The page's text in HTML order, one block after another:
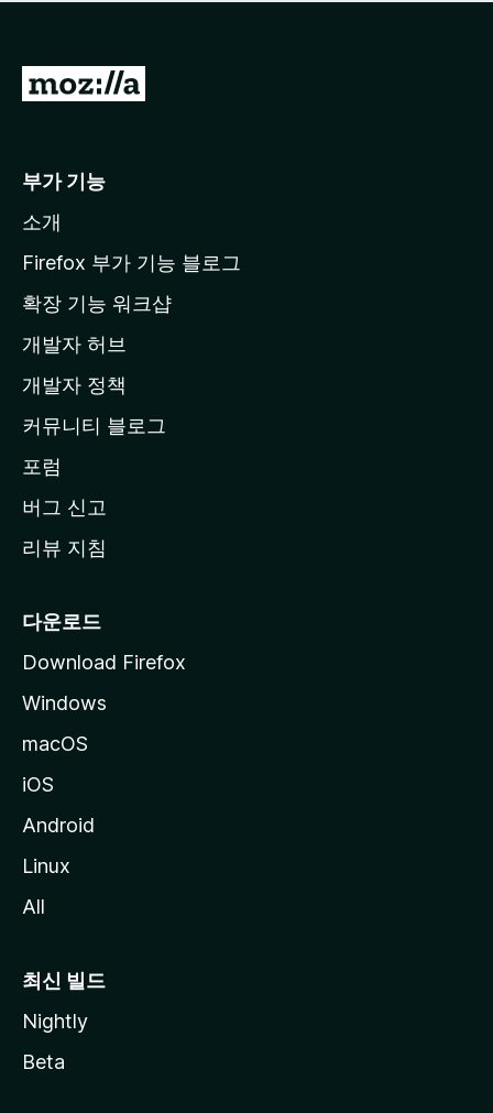
점
습
니
M
l
a
페
이
지
이
동
부가 기능
소개
Firefox 부가 기능 블로그
확장 기능 워크샵
개발자 허브
개발자 정책
커뮤니티 블로그
포럼
버그 신고
리뷰 지침
다운로드
Download Firefox
Windows
macOS
iOS
Android
Linux
All
최신 빌드
Nightly
Beta